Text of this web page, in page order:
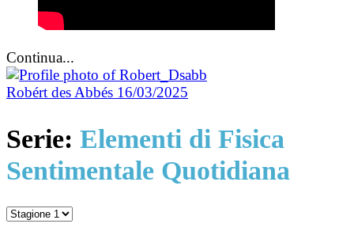
Continua...
Robért des Abbés 16/03/2025
Serie: Elementi di Fisica
Sentimentale Quotidiana